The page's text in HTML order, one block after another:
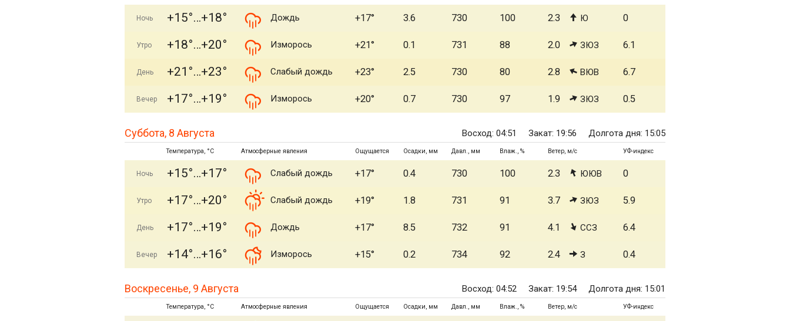
Ночь +15° +18° Дождь +17° 3.6 730 100 2.3 Ю 0
Утро +18° +20° Изморось +21° 0.1 731 88 2.0 ЗЮЗ 6.1
День +21° +23° Слабый дождь +23° 2.5 730 80 2.8 ВЮВ 6.7
Вечер +17° +19° Изморось +20° 0.7 730 97 1.9 ЗЮЗ 0.5
Суббота, 8 Августа Восход: 04:51 Закат: 19:56 Долгота дня: 15:05
Температура, °C Атмосферные явления Ощущается Осадки, мм Давл., мм Влаж., % Ветер, м/с УФ-индекс
Ночь +15° +17° Слабый дождь +17° 0.4 730 100 2.3 ЮЮВ 0
Утро +17° +20° Слабый дождь +19° 1.8 731 91 3.7 ЗЮЗ 5.9
День +17° +19° Дождь +17° 8.5 732 91 4.1 ССЗ 6.4
Вечер +14° +16° Изморось +15° 0.2 734 92 2.4 З 0.4
Воскресенье, 9 Августа Восход: 04:52 Закат: 19:54 Долгота дня: 15:01
Температура, °C Атмосферные явления Ощущается Осадки, мм Давл., мм Влаж., % Ветер, м/с УФ-индекс